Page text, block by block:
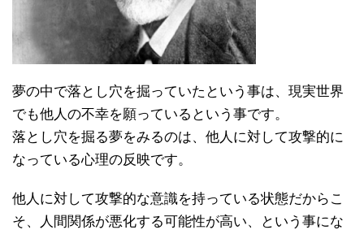
夢の中で落とし穴を掘っていたという事は、現実世界
でも他人の不幸を願っているという事です。
落とし穴を掘る夢をみるのは、他人に対して攻撃的に
なっている心理の反映です。
他人に対して攻撃的な意識を持っている状態だからこ
そ、人間関係が悪化する可能性が高い、という事にな